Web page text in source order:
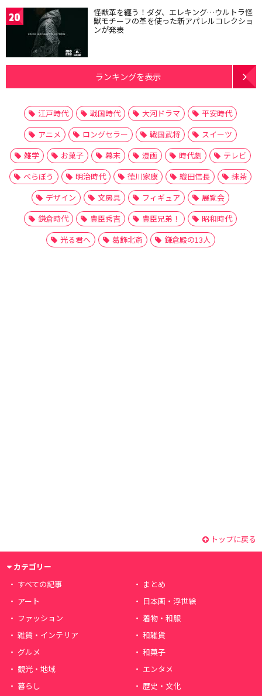
20 怪獣革を纏う！ダダ、エレキング…ウルトラ怪
獣モチーフの革を使った新アパレルコレクショ
ンが発表
ランキングを表示
江戸時代 戦国時代 大河ドラマ
平安時代
アニメ
ロングセラー 戦国武将
スイーツ
雑学
お菓子 幕末 漫画 時代劇
テレビ
べらぼう
明治時代 徳川家康 織田信長
抹茶
デザイン
文房具 フィギュア
展覧会
鎌倉時代
豊臣秀吉 豊臣兄弟！
昭和時代
光る君へ
葛飾北斎 鎌倉殿の13人
トップに戻る
カテゴリー
すべての記事
まとめ
アート
日本画・浮世絵
ファッション
着物・和服
雑貨・インテリア
和雑貨
グルメ
和菓子
観光・地域
エンタメ
暮らし
歴史・文化